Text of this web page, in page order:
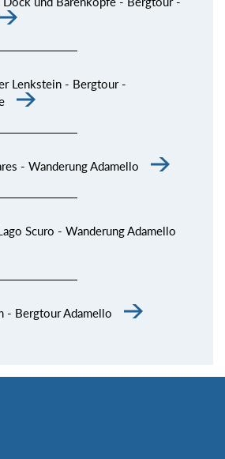
Lenkstein - Bergtour -
- Wanderung Adamello
Scuro - Wanderung Adamello
- Bergtour Adamello